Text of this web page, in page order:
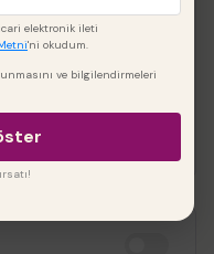
elektronik ileti
'ni okudum.
ve bilgilendirmeleri